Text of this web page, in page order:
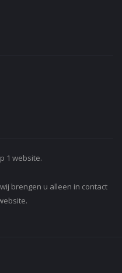
1 website.
brengen u alleen in contact